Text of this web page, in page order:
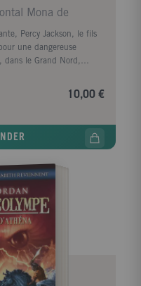
Mona de
Percy Jackson, le fils
une dangereuse
dans le Grand Nord,
combattre le chaos qui
10,00 €